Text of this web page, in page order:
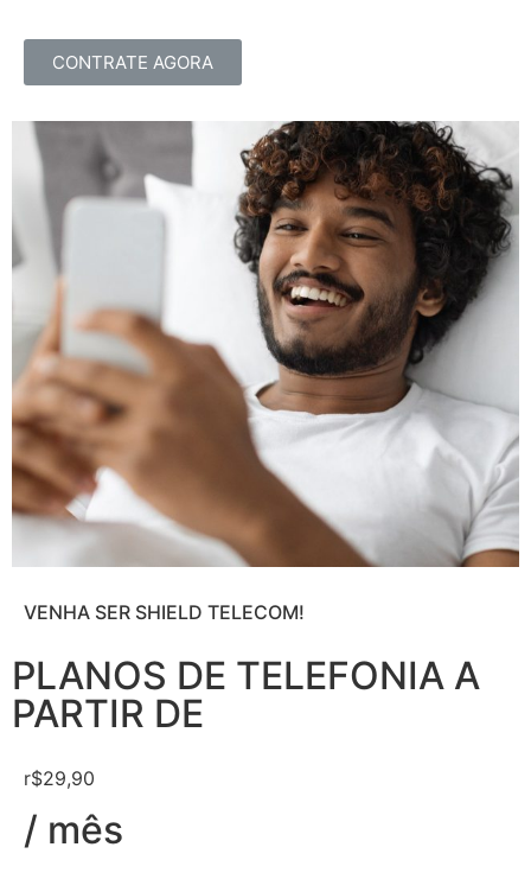
CONTRATE AGORA
VENHA SER SHIELD TELECOM!
PLANOS DE TELEFONIA A
PARTIR DE
r$29,90
/ mês